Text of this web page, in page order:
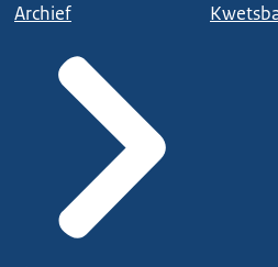
Archief